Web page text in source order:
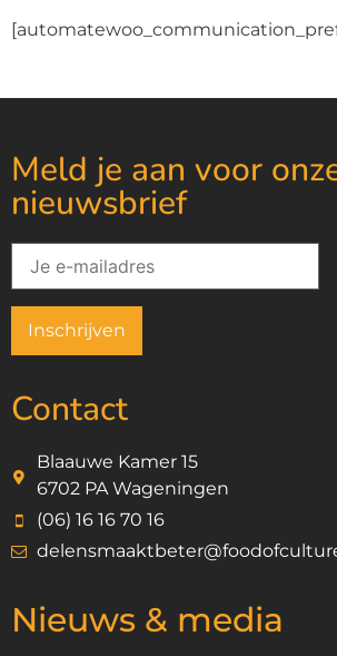
Meld je aan voor
nieuwsbrief
Contact
Blaauwe Kamer 15
6702 PA Wageningen
(06) 16 16 70 16
Nieuws & media